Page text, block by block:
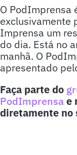
O PodImprensa
exclusivamente
Imprensa um
do dia. Está no
manhã. O
apresentado
Faça parte do
PodImprensae
diretamente no